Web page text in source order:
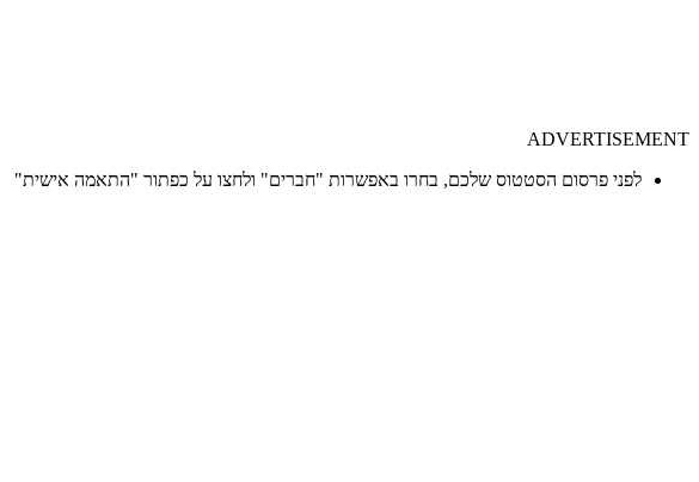
ADVERTISEMENT
לפני פרסום הסטטוס שלכם, בחרו באפשרות "חברים" ולחצו על כפתור "התאמה אישית"